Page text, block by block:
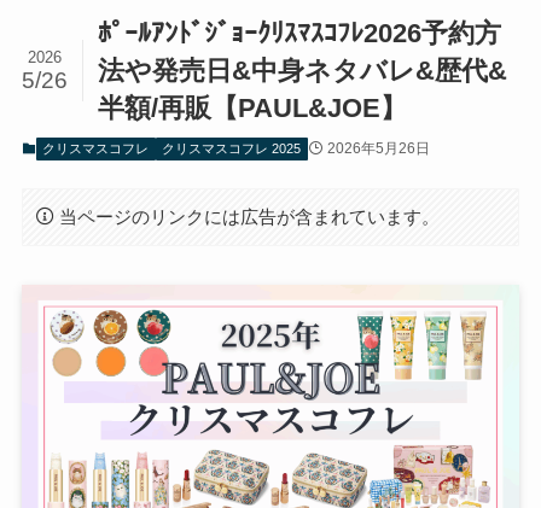
ﾎﾟｰﾙｱﾝﾄﾞｼﾞｮｰｸﾘｽﾏｽｺﾌﾚ2026予約方
法や発売日&中身ネタバレ&歴代&
半額/再販【PAUL&JOE】
2026
5/26
クリスマスコフレ クリスマスコフレ 2025 2026年5月26日
当ページのリンクには広告が含まれています。